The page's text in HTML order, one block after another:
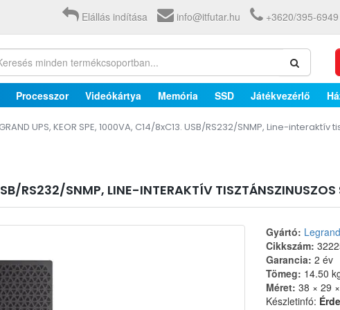
Elállás indítása info@itfutar.hu +3620/395-
Processzor Videókártya Memória SSD Játékvezérlő
UPS, KEOR SPE, 1000VA, C14/8xC13. USB/RS232/SNMP, Line-
RS232/SNMP, LINE-INTERAKTÍV TISZTÁNSZINUSZOS
Gyártó: Legrand
Cikkszám:
Garancia: 2 év
Tömeg: 14.50
Méret: 38 × 29
Készletinfó: